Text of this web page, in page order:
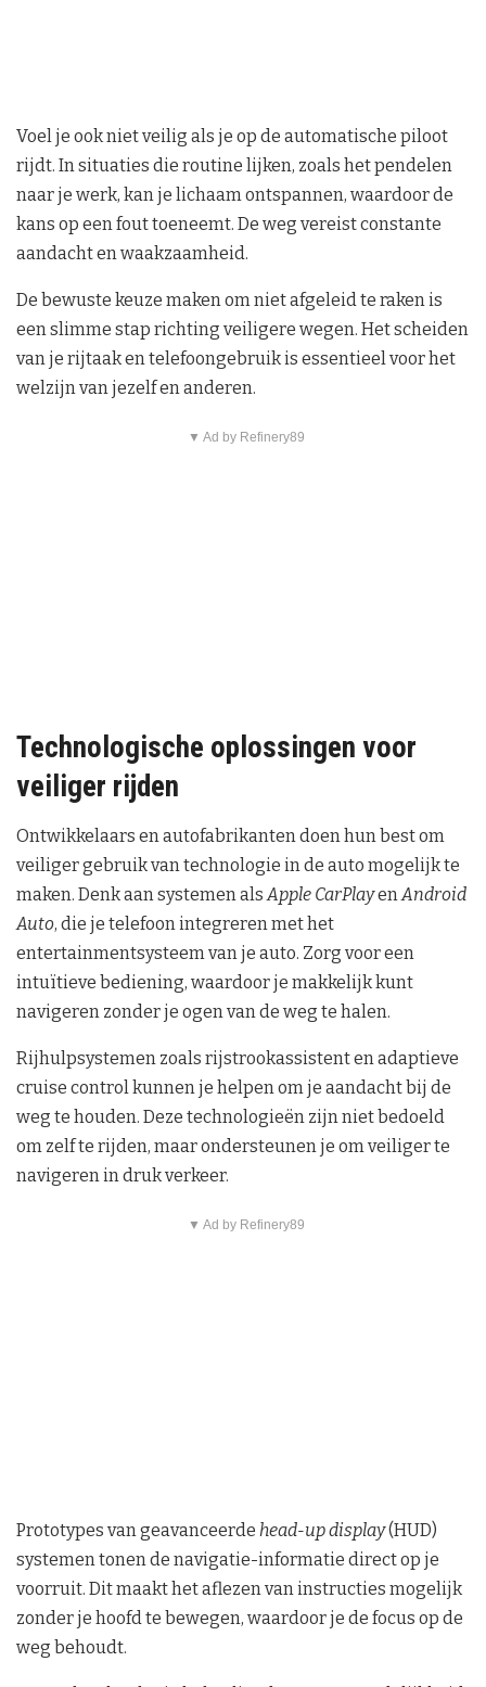
Voel je ook niet veilig als je op de automatische piloot
rijdt. In situaties die routine lijken, zoals het pendelen
naar je werk, kan je lichaam ontspannen, waardoor de
kans op een fout toeneemt. De weg vereist constante
aandacht en waakzaamheid.
De bewuste keuze maken om niet afgeleid te raken is
een slimme stap richting veiligere wegen. Het scheiden
van je rijtaak en telefoongebruik is essentieel voor het
welzijn van jezelf en anderen.
▼ Ad by Refinery89
Technologische oplossingen voor
veiliger rijden
Ontwikkelaars en autofabrikanten doen hun best om
veiliger gebruik van technologie in de auto mogelijk te
maken. Denk aan systemen alsApple CarPlayenAndroid
Auto, die je telefoon integreren met het
entertainmentsysteem van je auto. Zorg voor een
intuïtieve bediening, waardoor je makkelijk kunt
navigeren zonder je ogen van de weg te halen.
Rijhulpsystemen zoals rijstrookassistent en adaptieve
cruise control kunnen je helpen om je aandacht bij de
weg te houden. Deze technologieën zijn niet bedoeld
om zelf te rijden, maar ondersteunen je om veiliger te
navigeren in druk verkeer.
▼ Ad by Refinery89
Prototypes van geavanceerde head-up display(HUD)
systemen tonen de navigatie-informatie direct op je
voorruit. Dit maakt het aflezen van instructies mogelijk
zonder je hoofd te bewegen, waardoor je de focus op de
weg behoudt.